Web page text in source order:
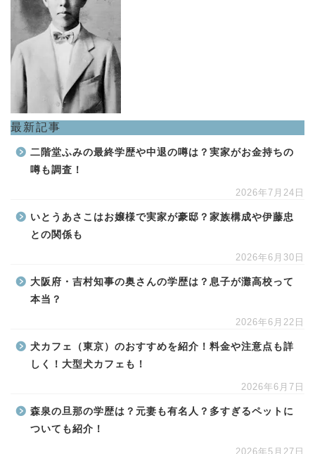
最新記事
二階堂ふみの最終学歴や中退の噂は？実家がお金持ちの
噂も調査！
2026年7月24日
いとうあさこはお嬢様で実家が豪邸？家族構成や伊藤忠
との関係も
2026年6月30日
大阪府・吉村知事の奥さんの学歴は？息子が灘高校って
本当？
2026年6月22日
犬カフェ（東京）のおすすめを紹介！料金や注意点も詳
しく！大型犬カフェも！
2026年6月7日
森泉の旦那の学歴は？元妻も有名人？多すぎるペットに
ついても紹介！
2026年5月27日